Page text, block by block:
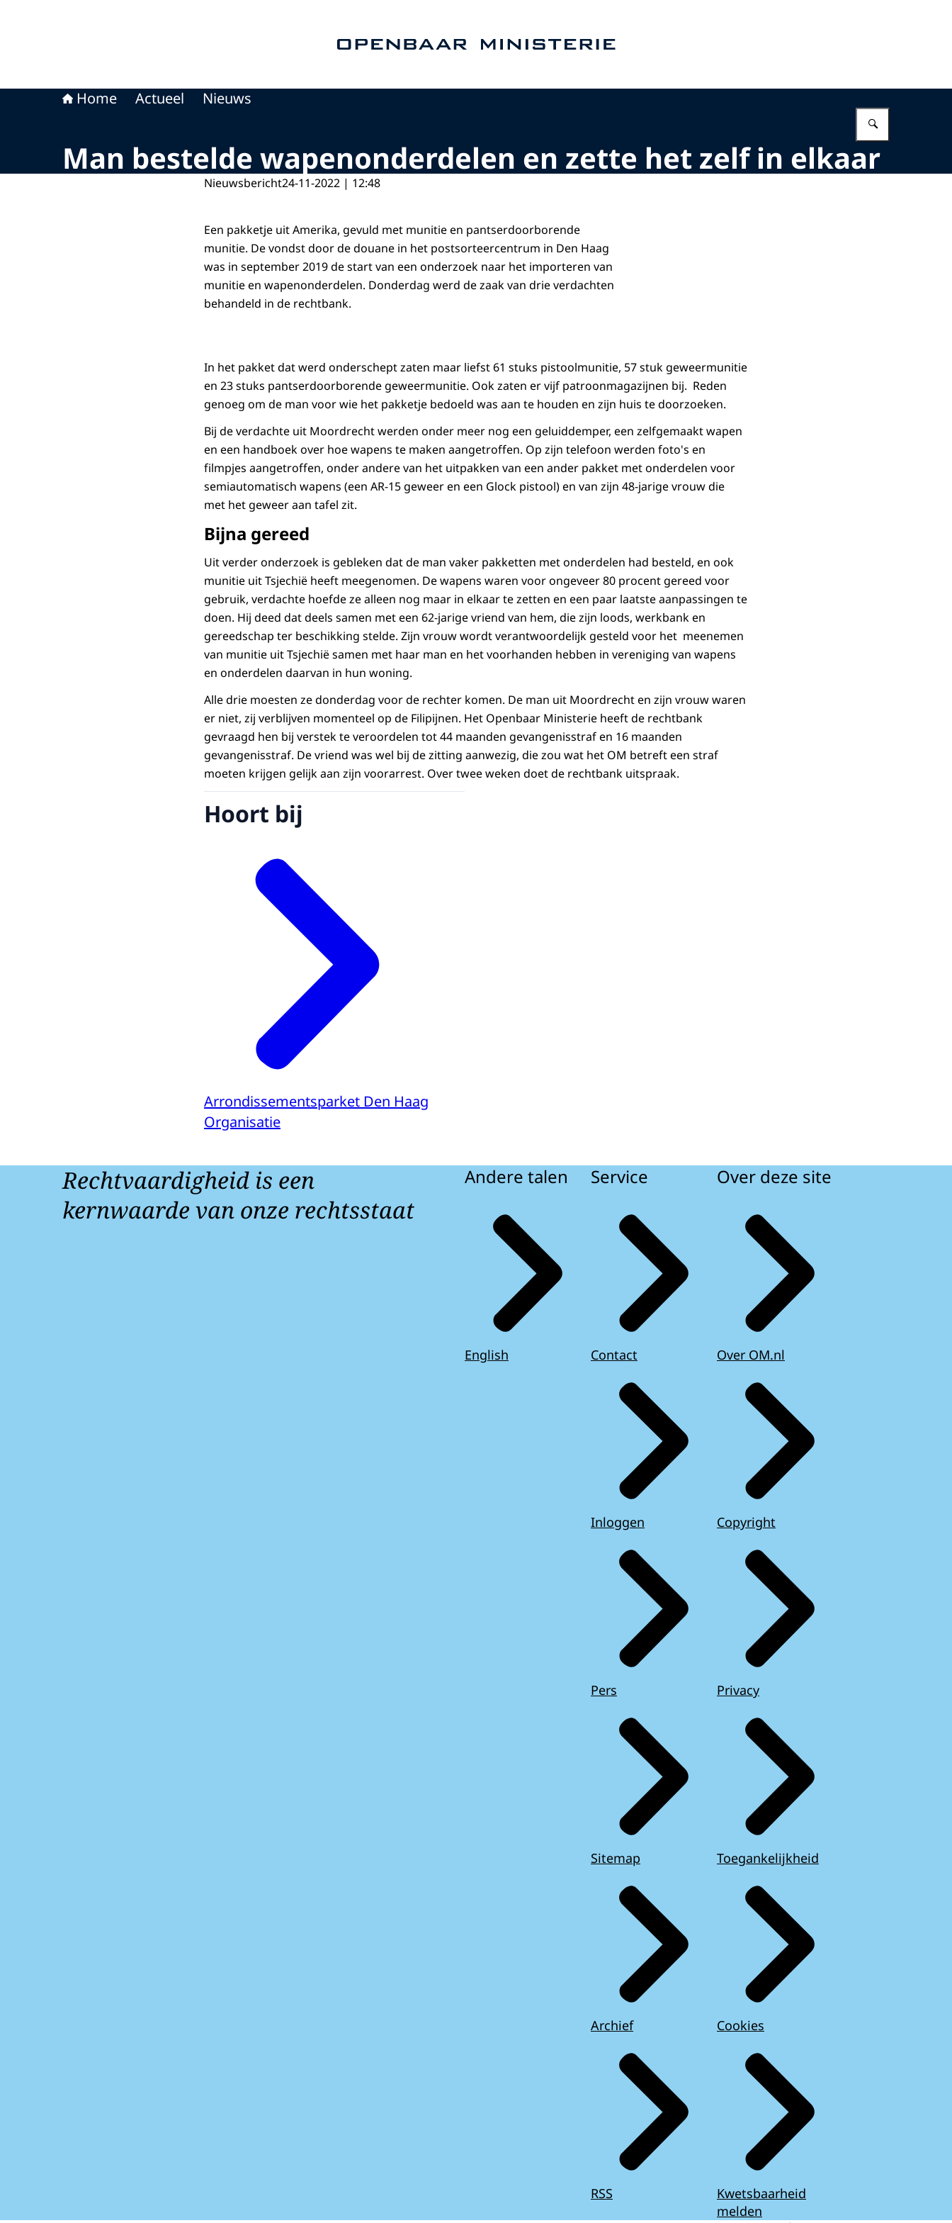
Home Actueel Nieuws
Man bestelde wapenonderdelen en zette het zelf in elkaar
Nieuwsbericht24-11-2022 | 12:48
Een pakketje uit Amerika, gevuld met munitie en pantserdoorborende
munitie. De vondst door de douane in het postsorteercentrum in Den Haag
was in september 2019 de start van een onderzoek naar het importeren van
munitie en wapenonderdelen. Donderdag werd de zaak van drie verdachten
behandeld in de rechtbank.
In het pakket dat werd onderschept zaten maar liefst 61 stuks pistoolmunitie, 57 stuk geweermunitie
en 23 stuks pantserdoorborende geweermunitie. Ook zaten er vijf patroonmagazijnen bij. Reden
genoeg om de man voor wie het pakketje bedoeld was aan te houden en zijn huis te doorzoeken.
Bij de verdachte uit Moordrecht werden onder meer nog een geluiddemper, een zelfgemaakt wapen
en een handboek over hoe wapens te maken aangetroffen. Op zijn telefoon werden foto's en
filmpjes aangetroffen, onder andere van het uitpakken van een ander pakket met onderdelen voor
semiautomatisch wapens (een AR-15 geweer en een Glock pistool) en van zijn 48-jarige vrouw die
met het geweer aan tafel zit.
Bijna gereed
Uit verder onderzoek is gebleken dat de man vaker pakketten met onderdelen had besteld, en ook
munitie uit Tsjechië heeft meegenomen. De wapens waren voor ongeveer 80 procent gereed voor
gebruik, verdachte hoefde ze alleen nog maar in elkaar te zetten en een paar laatste aanpassingen te
doen. Hij deed dat deels samen met een 62-jarige vriend van hem, die zijn loods, werkbank en
gereedschap ter beschikking stelde. Zijn vrouw wordt verantwoordelijk gesteld voor het meenemen
van munitie uit Tsjechië samen met haar man en het voorhanden hebben in vereniging van wapens
en onderdelen daarvan in hun woning.
Alle drie moesten ze donderdag voor de rechter komen. De man uit Moordrecht en zijn vrouw waren
er niet, zij verblijven momenteel op de Filipijnen. Het Openbaar Ministerie heeft de rechtbank
gevraagd hen bij verstek te veroordelen tot 44 maanden gevangenisstraf en 16 maanden
gevangenisstraf. De vriend was wel bij de zitting aanwezig, die zou wat het OM betreft een straf
moeten krijgen gelijk aan zijn voorarrest. Over twee weken doet de rechtbank uitspraak.
Hoort bij
Arrondissementsparket Den Haag
Organisatie
Rechtvaardigheid is een
kernwaarde van onze rechtsstaat
Andere talen
English
Service
Contact
Inloggen
Pers
Sitemap
Archief
RSS
Over deze site
Over OM.nl
Copyright
Privacy
Toegankelijkheid
Cookies
Kwetsbaarheid
melden